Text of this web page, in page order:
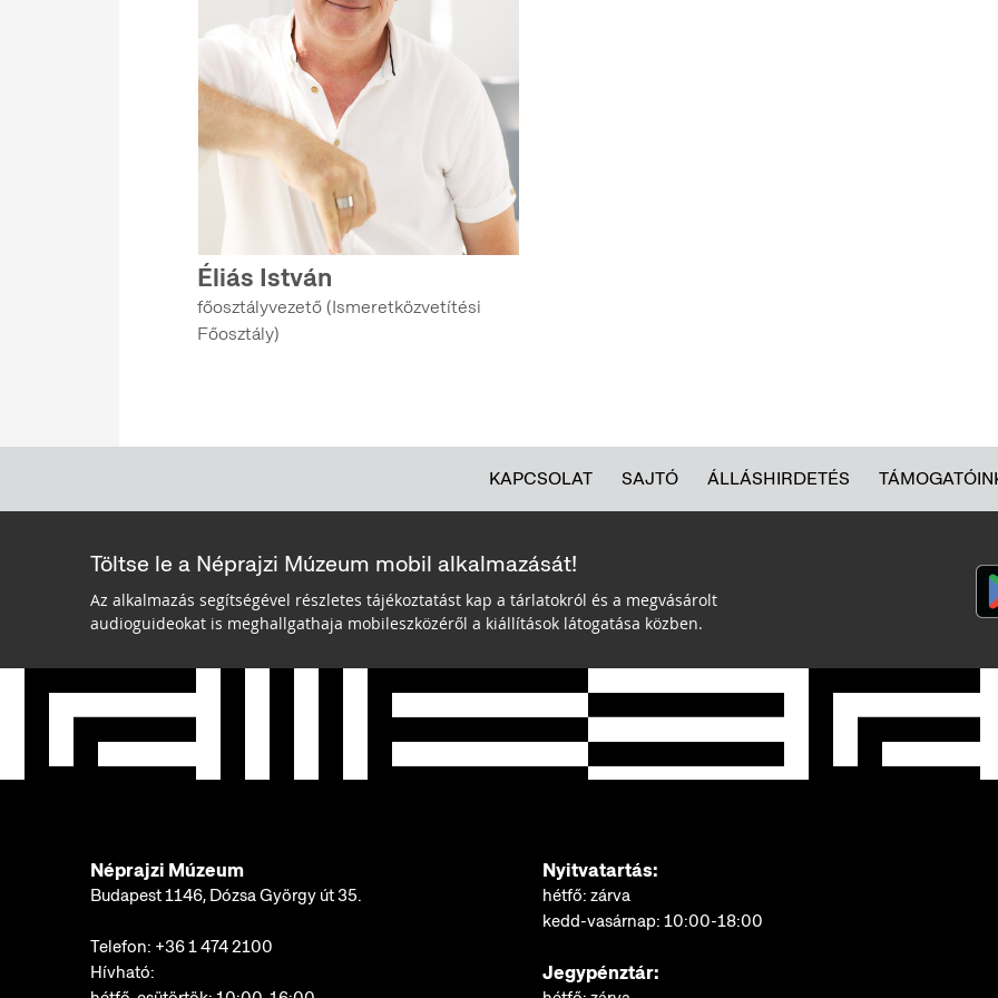
Éliás István
főosztályvezető (Ismeretközvetítési
Főosztály)
KAPCSOLAT SAJTÓ ÁLLÁSHIRDETÉS
Töltse le a Néprajzi Múzeum mobil alkalmazását!
Az alkalmazás segítségével részletes tájékoztatást kap a tárlatokról és a megvásárolt
audioguideokat is meghallgathaja mobileszközéről a kiállítások látogatása közben.
Néprajzi Múzeum
Budapest 1146, Dózsa György út 35.
Telefon: +36 1 474 2100
Hívható:
Nyitvatartás:
hétfő: zárva
kedd-vasárnap: 10:00-18:00
Jegypénztár: